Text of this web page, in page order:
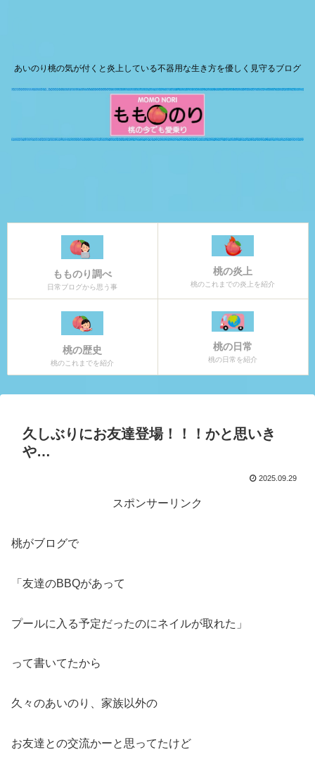
あいのり桃の気が付くと炎上している不器用な生き方を優しく見守るブログ
もものり調べ
日常ブログから思う事
桃の炎上
桃のこれまでの炎上を紹介
桃の歴史
桃のこれまでを紹介
桃の日常
桃の日常を紹介
久しぶりにお友達登場！！！かと思いき
や…
2025.09.29
スポンサーリンク
桃がブログで
「友達のBBQがあって
プールに入る予定だったのにネイルが取れた」
って書いてたから
久々のあいのり、家族以外の
お友達との交流かーと思ってたけど